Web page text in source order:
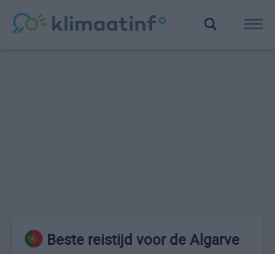
Beste reistijd voor de Algarve